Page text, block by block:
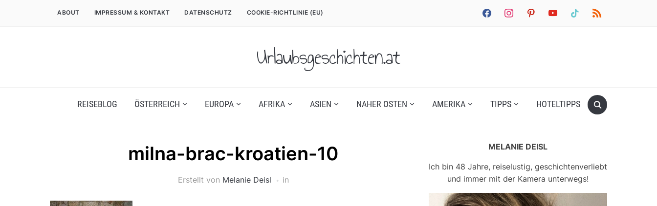
facebookinstagrampinterestyoutube tiktok rss
ABOUT IMPRESSUM & KONTAKT DATENSCHUTZ COOKIE-RICHTLINIE (EU)
Urlaubsgeschichten.at
REISEBLOG ÖSTERREICH EUROPA AFRIKA ASIEN NAHER OSTEN AMERIKA TIPPS HOTELTIPPS
milna-brac-kroatien-10
Erstellt von Melanie Deisl in
MELANIE DEISL
Ich bin 48 Jahre, reiselustig, geschichtenverliebt
und immer mit der Kamera unterwegs!